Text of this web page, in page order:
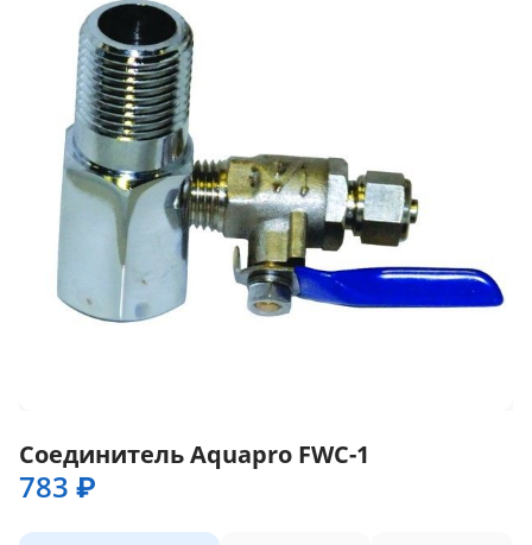
Соединитель Aquapro FWС-1
783 ₽